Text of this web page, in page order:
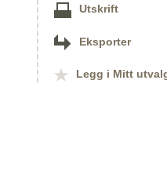
Utskrift
Eksporter
Legg i Mitt